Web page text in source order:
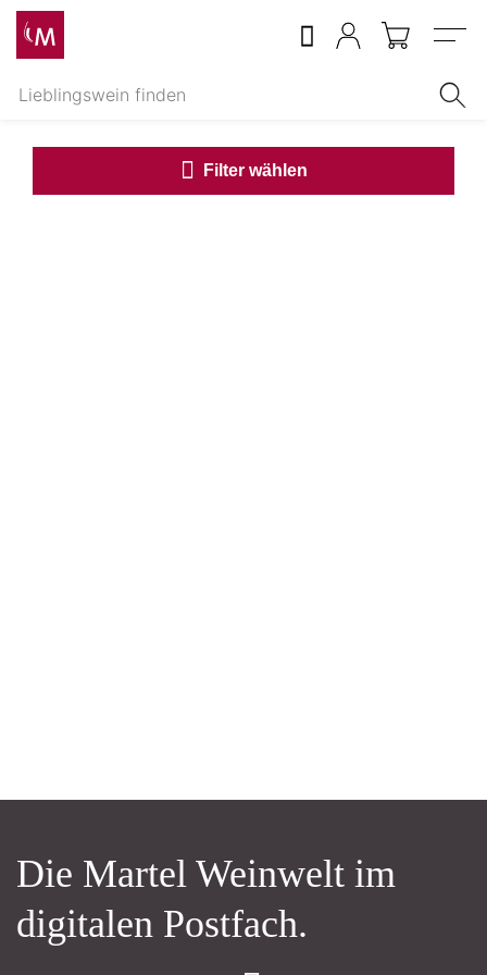
Menu
Filter wählen
Die Martel Weinwelt im
digitalen Postfach.